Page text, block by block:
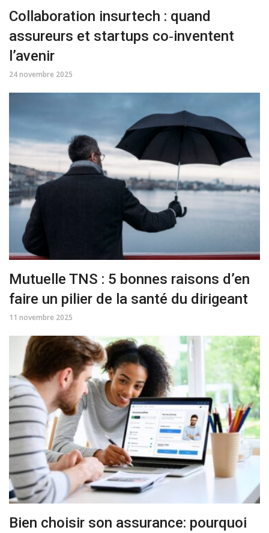
Collaboration insurtech : quand
assureurs et startups co‑inventent
l’avenir
24 novembre 2025
Mutuelle TNS : 5 bonnes raisons d’en
faire un pilier de la santé du dirigeant
11 novembre 2025
Bien choisir son assurance: pourquoi